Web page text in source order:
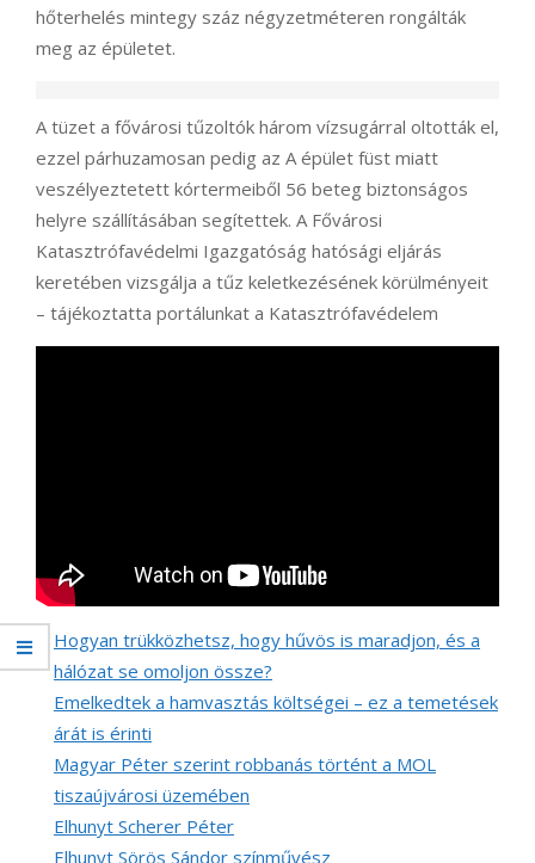
hőterhelés mintegy száz négyzetméteren rongálták
meg az épületet.
A tüzet a fővárosi tűzoltók három vízsugárral oltották el,
ezzel párhuzamosan pedig az A épület füst miatt
veszélyeztetett kórtermeiből 56 beteg biztonságos
helyre szállításában segítettek. A Fővárosi
Katasztrófavédelmi Igazgatóság hatósági eljárás
keretében vizsgálja a tűz keletkezésének körülményeit
– tájékoztatta portálunkat a Katasztrófavédelem
Hogyan trükközhetsz, hogy hűvös is maradjon, és a
hálózat se omoljon össze?
Emelkedtek a hamvasztás költségei – ez a temetések
árát is érinti
Magyar Péter szerint robbanás történt a MOL
tiszaújvárosi üzemében
Elhunyt Scherer Péter
Elhunyt Sörös Sándor színművész